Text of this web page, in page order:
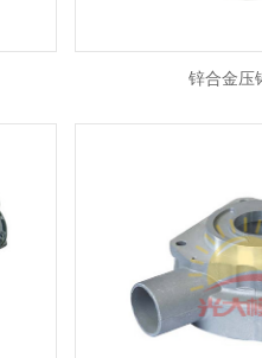
锌合金压